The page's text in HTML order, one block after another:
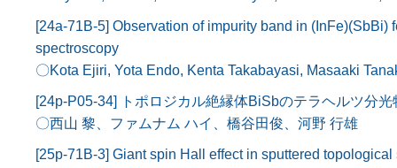
[24a-71B-5] Observation of impurity band in
spectroscopy
〇Kota Ejiri, Yota Endo, Kenta Takabayasi, Masaaki
[24p-P05-34] トポロジカル絶縁体BiSbのテラヘルツ分光
〇西山 黎、ファムナム ハイ、橋谷田俊、河野 行雄
[25p-71B-3] Giant spin Hall effect in sputtered